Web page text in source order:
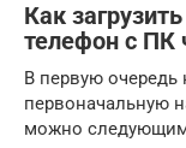
Как
телефон с ПК
В первую очередь
первоначальную
можно